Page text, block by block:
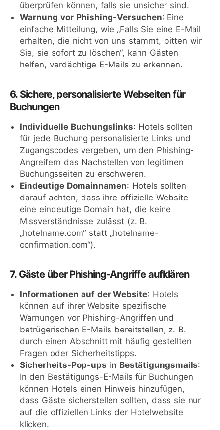
überprüfen können, falls sie unsicher sind.
Warnung vor Phishing-Versuchen: Eine
einfache Mitteilung, wie „Falls Sie eine E-Mail
erhalten, die nicht von uns stammt, bitten wir
Sie, sie sofort zu löschen“, kann Gästen
helfen, verdächtige E-Mails zu erkennen.
6. Sichere, personalisierte Webseiten für
Buchungen
Individuelle Buchungslinks: Hotels sollten
für jede Buchung personalisierte Links und
Zugangscodes vergeben, um den Phishing-
Angreifern das Nachstellen von legitimen
Buchungsseiten zu erschweren.
Eindeutige Domainnamen: Hotels sollten
darauf achten, dass ihre offizielle Website
eine eindeutige Domain hat, die keine
Missverständnisse zulässt (z. B.
„hotelname.com“ statt „hotelname-
confirmation.com“).
7. Gäste über Phishing-Angriffe aufklären
Informationen auf der Website: Hotels
können auf ihrer Website spezifische
Warnungen vor Phishing-Angriffen und
betrügerischen E-Mails bereitstellen, z. B.
durch einen Abschnitt mit häufig gestellten
Fragen oder Sicherheitstipps.
Sicherheits-Pop-ups in Bestätigungsmails:
In den Bestätigungs-E-Mails für Buchungen
können Hotels einen Hinweis hinzufügen,
dass Gäste sicherstellen sollten, dass sie nur
auf die offiziellen Links der Hotelwebsite
klicken.